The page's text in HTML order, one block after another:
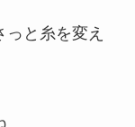
と糸を変え